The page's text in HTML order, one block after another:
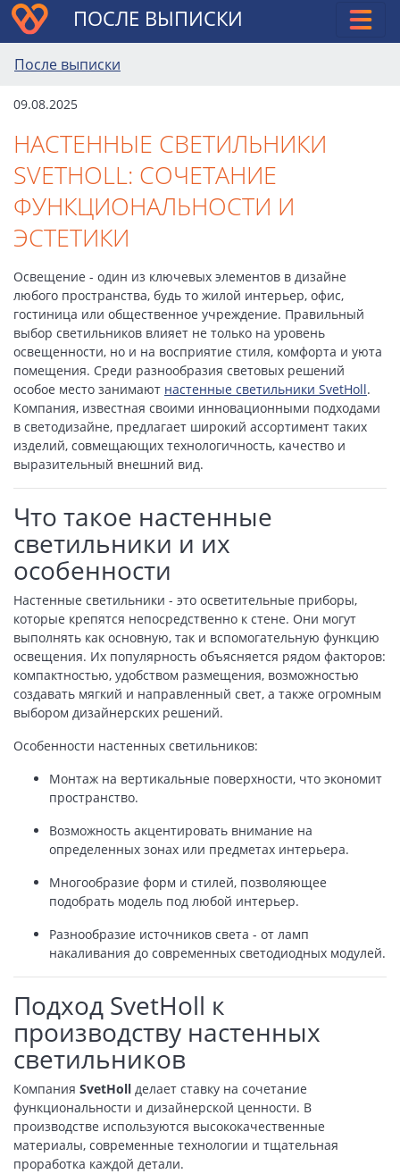
ПОСЛЕ ВЫПИСКИ
После выписки
09.08.2025
НАСТЕННЫЕ СВЕТИЛЬНИКИ
SVETHOLL: СОЧЕТАНИЕ
ФУНКЦИОНАЛЬНОСТИ И
ЭСТЕТИКИ
Освещение - один из ключевых элементов в дизайне
любого пространства, будь то жилой интерьер, офис,
гостиница или общественное учреждение. Правильный
выбор светильников влияет не только на уровень
освещенности, но и на восприятие стиля, комфорта и уюта
помещения. Среди разнообразия световых решений
особое место занимают настенные светильники SvetHoll.
Компания, известная своими инновационными подходами
в светодизайне, предлагает широкий ассортимент таких
изделий, совмещающих технологичность, качество и
выразительный внешний вид.
Что такое настенные
светильники и их
особенности
Настенные светильники - это осветительные приборы,
которые крепятся непосредственно к стене. Они могут
выполнять как основную, так и вспомогательную функцию
освещения. Их популярность объясняется рядом факторов:
компактностью, удобством размещения, возможностью
создавать мягкий и направленный свет, а также огромным
выбором дизайнерских решений.
Особенности настенных светильников:
Монтаж на вертикальные поверхности, что экономит
пространство.
Возможность акцентировать внимание на
определенных зонах или предметах интерьера.
Многообразие форм и стилей, позволяющее
подобрать модель под любой интерьер.
Разнообразие источников света - от ламп
накаливания до современных светодиодных модулей.
Подход SvetHoll к
производству настенных
светильников
Компания SvetHoll делает ставку на сочетание
функциональности и дизайнерской ценности. В
производстве используются высококачественные
материалы, современные технологии и тщательная
проработка каждой детали.